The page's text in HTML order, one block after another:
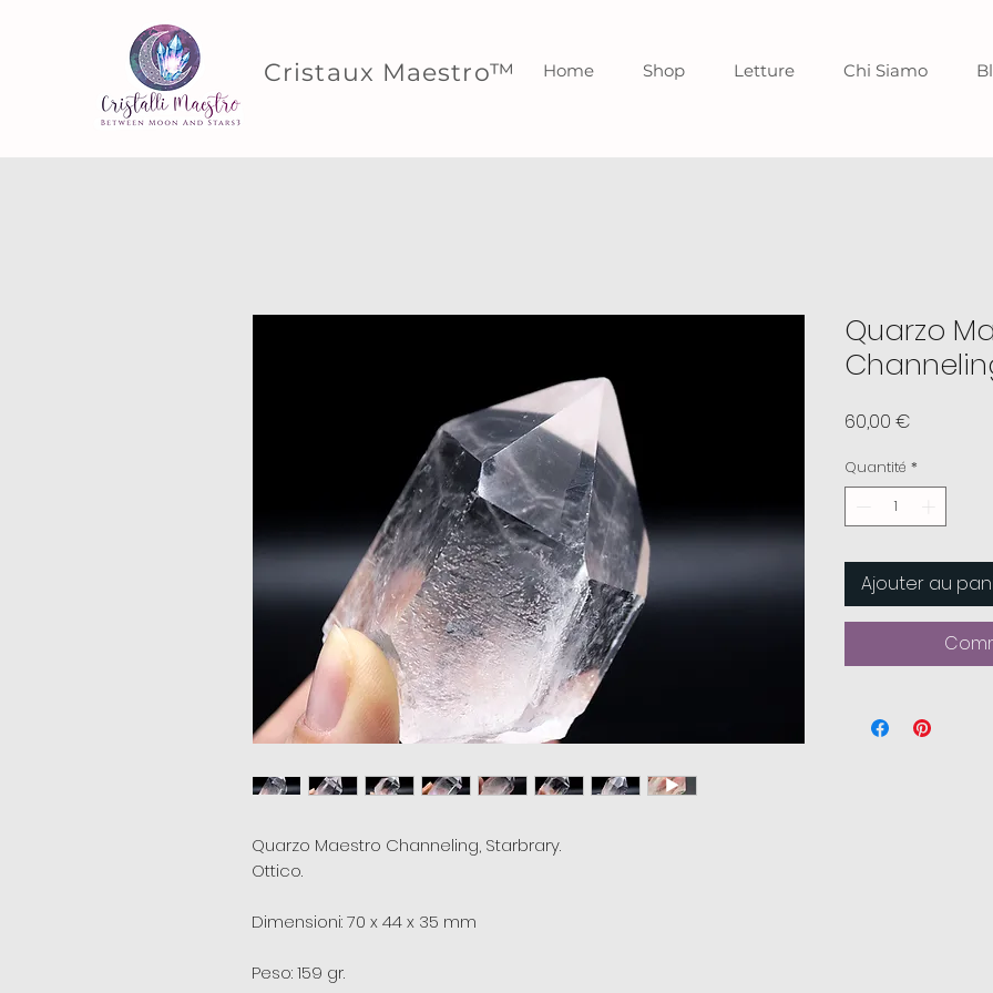
Cristaux Maestro™ Home Shop Letture Chi Siamo
Quarzo Maestro Channeling, Starbrary.
Ottico.
Dimensioni: 70 x 44 x 35 mm
Peso: 159 gr.
Quarzo
60,00 €
Quantité *
Ajouter au